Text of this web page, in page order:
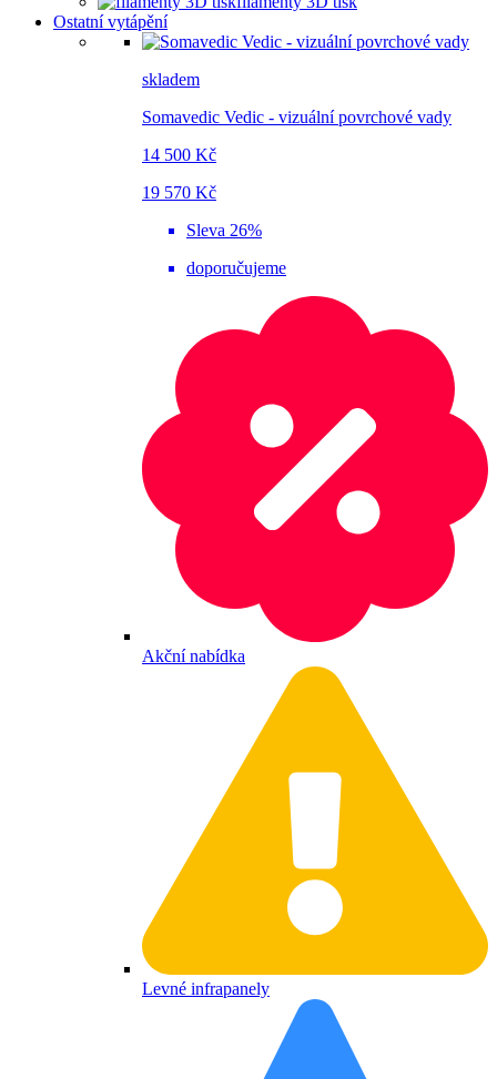
Ostatní vytápění
skladem
Somavedic Vedic - vizuální povrchové vady
14 500 Kč
19 570 Kč
Sleva 26%
doporučujeme
Akční nabídka
Levné infrapanely